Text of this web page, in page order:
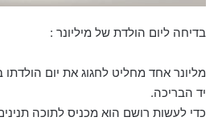
בדיחה ליום הולדת של מיליונר :
מליונר אחד מחליט לחגוג את יום
יד הבריכה.
כדי לעשות רושם הוא מכניס לתוכה